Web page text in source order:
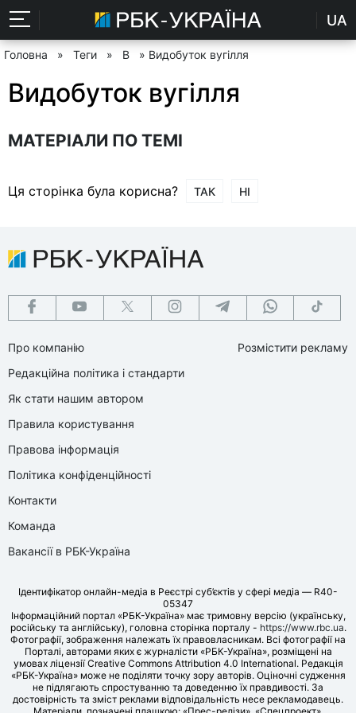
UA
Головна » Теги » В » Видобуток вугілля
Видобуток вугілля
МАТЕРІАЛИ ПО ТЕМІ
Ця сторінка була корисна? ТАК НІ
Про компанію
Редакційна політика і стандарти
Як стати нашим автором
Правила користування
Правова інформація
Політика конфіденційності
Контакти
Команда
Вакансії в РБК-Україна
Розмістити рекламу
Ідентифікатор онлайн-медіа в Реєстрі суб’єктів у сфері медіа — R40-
05347
Інформаційний портал «РБК-Україна» має тримовну версію (українську,
російську та англійську), головна сторінка порталу - https://www.rbc.ua.
Фотографії, зображення належать їх правовласникам. Всі фотографії на
Порталі, авторами яких є журналісти «РБК-Україна», розміщені на
умовах ліцензії Creative Commons Attribution 4.0 International. Редакція
«РБК-Україна» може не поділяти точку зору авторів. Оціночні судження
не підлягають спростуванню та доведенню їх правдивості. За
достовірність та зміст реклами відповідальність несе рекламодавець.